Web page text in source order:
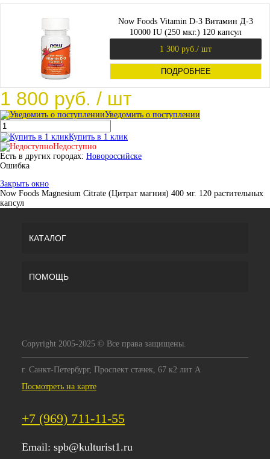
Now Foods Vitamin D-3 Витамин Д-3
10000 IU (250 мкг.) 120 капсул
1 300 руб. / шт
ПОДРОБНЕЕ
1 800 руб. / шт
Уведомить о поступлении
Купить в 1 клик
Недоступно
Есть в других городах: Новороссийске
Ошибка
Закрыть окно
Now Foods Magnesium Citrate (Цитрат магния) 400 мг. 120 растительных
капсул
КАТАЛОГ
ПОМОЩЬ
Copyright 2005-2025 © Все права защищены.
г. Санкт-Петербург, Проспект стачек, 67 к2 лит А
Посмотреть на карте
+7 (969) 711-11-55
Email: spb@kulturist1.ru